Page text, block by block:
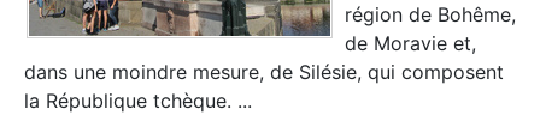
région de Bohême,
de Moravie et,
dans une moindre mesure, de Silésie, qui composent
la République tchèque. ...